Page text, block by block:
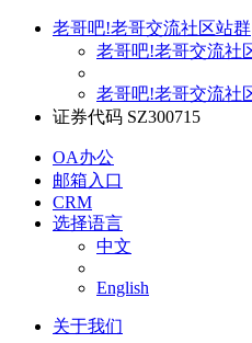
老哥吧!老哥交流社区站群
老哥吧!老哥交流社
老哥吧!老哥交流社
证券代码 SZ300715
OA办公
邮箱入口
CRM
选择语言
中文
English
关于我们